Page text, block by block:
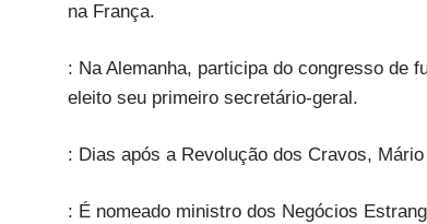
na França.
: Na Alemanha, participa do congresso de
eleito seu primeiro secretário-geral.
: Dias após a Revolução dos Cravos,
: É nomeado ministro dos Negócios